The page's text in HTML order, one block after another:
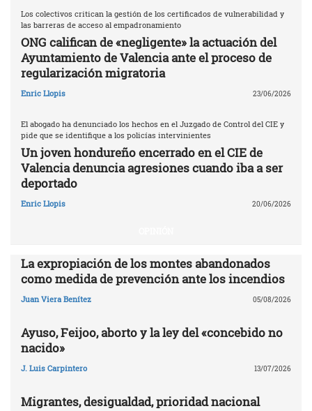
Los colectivos critican la gestión de los certificados de vulnerabilidad y
las barreras de acceso al empadronamiento
ONG califican de «negligente» la actuación del
Ayuntamiento de Valencia ante el proceso de
regularización migratoria
Enric Llopis 23/06/2026
El abogado ha denunciado los hechos en el Juzgado de Control del CIE y
pide que se identifique a los policías intervinientes
Un joven hondureño encerrado en el CIE de
Valencia denuncia agresiones cuando iba a ser
deportado
Enric Llopis 20/06/2026
La expropiación de los montes abandonados
como medida de prevención ante los incendios
Juan Viera Benítez 05/08/2026
Ayuso, Feijoo, aborto y la ley del «concebido no
nacido»
J. Luis Carpintero 13/07/2026
Migrantes, desigualdad, prioridad nacional